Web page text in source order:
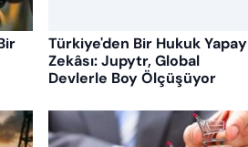
Türkiye'den Bir Hukuk Yapay
Zekâsı: Jupytr, Global
Devlerle Boy Ölçüşüyor